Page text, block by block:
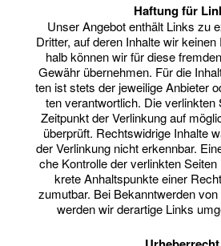
Haf­tung für
Unser Ange­bot ent­hält Links zu
Drit­ter, auf deren Inhal­te wir
halb kön­nen wir für die­se
Gewähr über­neh­men. Für die
ten ist stets der jewei­li­ge Anbie­ter
ten ver­ant­wort­lich. Die ver­link­ten
Zeit­punkt der Ver­lin­kung auf
über­prüft. Rechts­wid­ri­ge Inhal­te
der Ver­lin­kung nicht erkenn­bar.
che Kon­trol­le der ver­link­ten
kre­te Anhalts­punk­te einer
zumut­bar. Bei Bekannt­wer­den
wer­den wir der­ar­ti­ge Links